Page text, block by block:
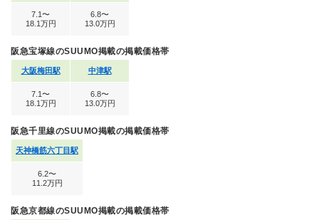
7.1〜
18.1万円
6.8〜
13.0万円
阪急宝塚線のSUUMO掲載の掲載価格帯
大阪梅田駅 中津駅
7.1〜
18.1万円
6.8〜
13.0万円
阪急千里線のSUUMO掲載の掲載価格帯
天神橋筋六丁目駅
6.2〜
11.2万円
阪急京都線のSUUMO掲載の掲載価格帯